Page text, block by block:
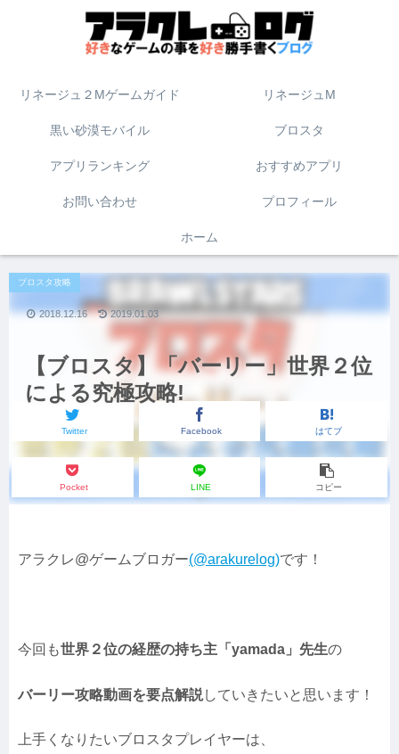
リネージュ２Mゲームガイド リネージュM
黒い砂漠モバイル ブロスタ
アプリランキング おすすめアプリ
お問い合わせ プロフィール
ホーム
【ブロスタ】「バーリー」世界２位
による究極攻略!
ブロスタ攻略
Twitter Facebook はてブ
Pocket LINE コピー
2019.01.03
2018.12.16
アラクレ@ゲームブロガー(@arakurelog)です！
今回も世界２位の経歴の持ち主「yamada」先生の
バーリー攻略動画を要点解説していきたいと思います！
上手くなりたいブロスタプレイヤーは、